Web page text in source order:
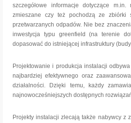
szczegółowe informacje dotyczące
zmieszane czy też pochodzą ze zbiórki
przetwarzanych odpadów. Nie bez
inwestycja typu greenfield (na terenie
dopasować do istniejącej infrastruktury
Projektowanie i produkcja instalacji
najbardziej efektywnego oraz
działalności. Dzięki temu, każdy
najnowocześniejszych dostępnych
Projekty instalacji zlecają także nabywcy z